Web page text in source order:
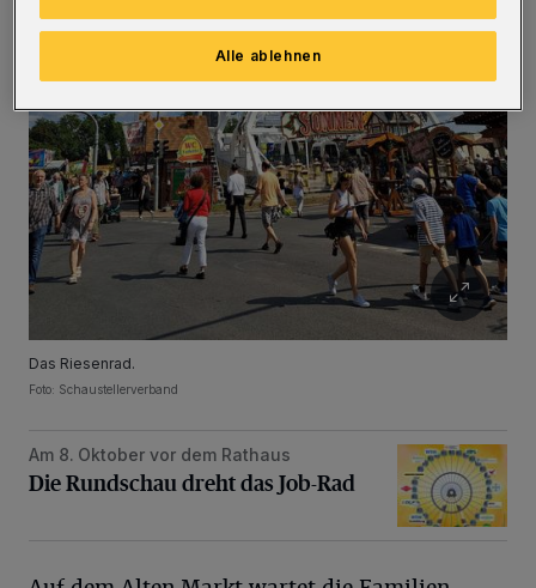
Das Riesenrad.
Foto: Schaustellerverband
Die Rundschau dreht das Job-Rad
Am 8. Oktober vor dem Rathaus
Die Rundschau dreht das Job-Rad
Alle ablehnen